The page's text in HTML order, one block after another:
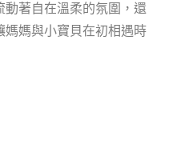
著自在溫柔的氛圍，還
媽媽與小寶貝在初相遇時